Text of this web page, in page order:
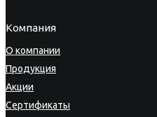
Компания
О компании
Продукция
Акции
Сертификаты